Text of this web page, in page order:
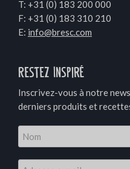
T: +31 (0) 183 200 000
F: +31 (0) 183 310 210
E: info@bresc.com
Restez Inspiré
Inscrivez-vous à notre
derniers produits et